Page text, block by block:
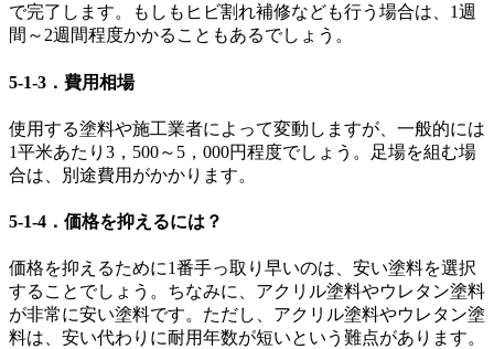
で完了します。もしもヒビ割れ補修なども行う場合は、1週
間～2週間程度かかることもあるでしょう。
5-1-3．費用相場
使用する塗料や施工業者によって変動しますが、一般的には
1平米あたり3，500～5，000円程度でしょう。足場を組む場
合は、別途費用がかかります。
5-1-4．価格を抑えるには？
価格を抑えるために1番手っ取り早いのは、安い塗料を選択
することでしょう。ちなみに、アクリル塗料やウレタン塗料
が非常に安い塗料です。ただし、アクリル塗料やウレタン塗
料は、安い代わりに耐用年数が短いという難点があります。